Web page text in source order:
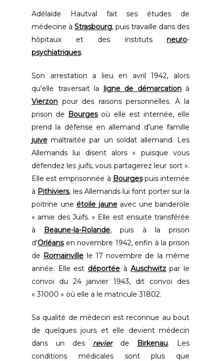
Adélaïde Hautval fait ses études de
médecine à Strasbourg, puis travaille dans des
hôpitaux et des instituts neuro-
psychiatriques.
Son arrestation a lieu en avril 1942, alors
qu'elle traversait la ligne de démarcationà
Vierzon pour des raisons personnelles. À la
prison de Bourgesoù elle est internée, elle
prend la défense en allemand d'une famille
juive maltraitée par un soldat allemand. Les
Allemands lui disent alors « puisque vous
défendez les juifs, vous partagerez leur sort ».
Elle est emprisonnée à Bourgespuis internée
à Pithiviers, les Allemands lui font porter sur la
poitrine une étoile jauneavec une banderole
« amie des Juifs. » Elle est ensuite transférée
à Beaune-la-Rolande, puis à la prison
d'Orléansen novembre 1942, enfin à la prison
de Romainville le 17 novembre de la même
année. Elle est déportée à Auschwitzpar le
convoi du 24 janvier 1943, dit convoi des
« 31000 » où elle a le matricule 31802.
Sa qualité de médecin est reconnue au bout
de quelques jours et elle devient médecin
dans un des revierde Birkenau. Les
conditions médicales sont plus que